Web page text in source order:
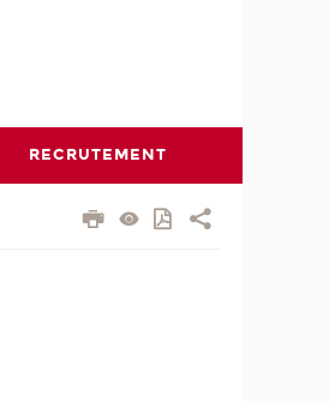
RECRUTEMENT